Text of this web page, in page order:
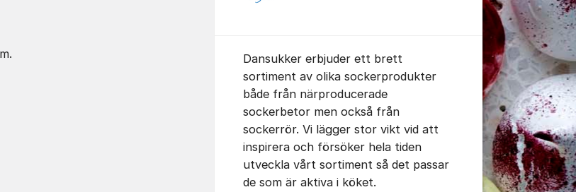
Dansukker erbjuder ett brett
sortiment av olika sockerprodukter
både från närproducerade
sockerbetor men också från
sockerrör. Vi lägger stor vikt vid att
inspirera och försöker hela tiden
utveckla vårt sortiment så det passar
de som är aktiva i köket.